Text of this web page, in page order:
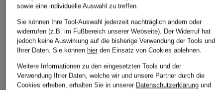
sowie eine individuelle Auswahl zu treffen.
Sie können Ihre Tool-Auswahl jederzeit nachträglich ändern oder
widerrufen (z.B. im Fußbereich unserer Webseite). Der Widerruf hat
jedoch keine Auswirkung auf die bisherige Verwendung der Tools und
Ihrer Daten. Sie können hierden Einsatz von Cookies ablehnen.
Weitere Informationen zu den eingesetzten Tools und der
Verwendung Ihrer Daten, welche wir und unsere Partner durch die
Cookies erheben, erhalten Sie in unserer Datenschutzerklärungund